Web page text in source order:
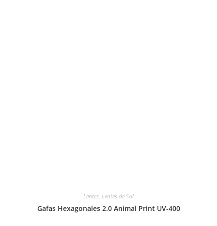
Lentes, Lentes de Sol
Gafas Hexagonales 2.0 Animal Print UV-400